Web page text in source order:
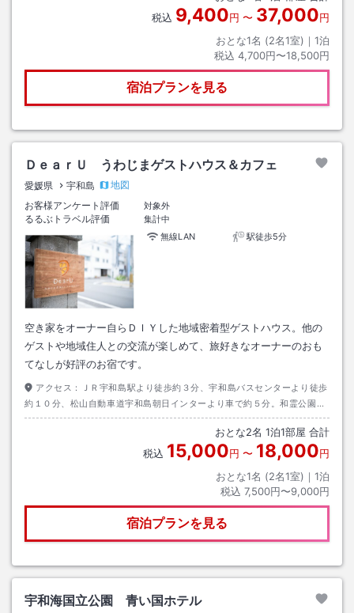
税込 9,400円 〜 37,000円
おとな1名 (2名1室)｜ 1泊
税込 4,700円〜18,500円
宿泊プランを見る
ＤｅａｒＵ うわじまゲストハウス＆カフェ
愛媛県 宇和島
地図
お客様アンケート評価
対象外
るるぶトラベル評価
集計中
無線LAN
駅徒歩5分
空き家をオーナー自らＤＩＹした地域密着型ゲストハウス。他の
ゲストや地域住人との交流が楽しめて、旅好きなオーナーのおも
てなしが好評のお宿です。
アクセス：
ＪＲ宇和島駅より徒歩約３分、宇和島バスセンターより徒歩
約１０分、松山自動車道宇和島朝日インターより車で約５分。和霊公園、
オリエンタルホテル、四国労金、宇和島簡易裁判所が近くです。
おとな2名 1泊1部屋 合計
税込 15,000円 〜 18,000円
おとな1名 (2名1室)｜ 1泊
税込 7,500円〜9,000円
宿泊プランを見る
宇和海国立公園 青い国ホテル